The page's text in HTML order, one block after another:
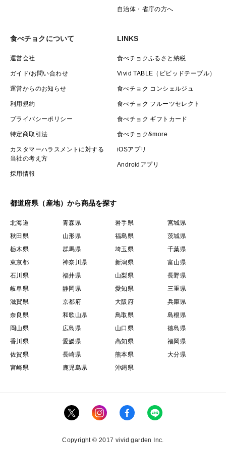
自治体・省庁の方へ
食べチョクについて
運営会社
ガイド/お問い合わせ
運営からのお知らせ
利用規約
プライバシーポリシー
特定商取引法
カスタマーハラスメントに対する
当社の考え方
採用情報
LINKS
食べチョクふるさと納税
Vivid TABLE（ビビッドテーブル）
食べチョク コンシェルジュ
食べチョク フルーツセレクト
食べチョク ギフトカード
食べチョク&more
iOSアプリ
Androidアプリ
都道府県（産地）から商品を探す
北海道 青森県 岩手県
宮城県
秋田県
山形県 福島県
茨城県
栃木県
群馬県 埼玉県
千葉県
東京都
神奈川県 新潟県
富山県
石川県
福井県 山梨県
長野県
岐阜県
静岡県 愛知県
三重県
滋賀県
京都府 大阪府
兵庫県
奈良県
和歌山県 鳥取県
島根県
岡山県
広島県 山口県
徳島県
香川県
愛媛県 高知県
福岡県
佐賀県
長崎県 熊本県
大分県
宮崎県
鹿児島県 沖縄県
Copyright © 2017 vivid garden Inc.